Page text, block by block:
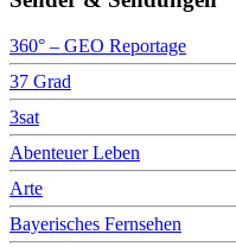
360° – GEO Reportage
37 Grad
3sat
Abenteuer Leben
Arte
Bayerisches Fernsehen